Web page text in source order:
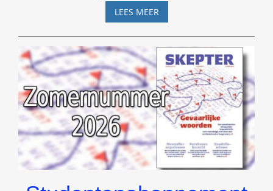
LEES MEERDE
NACHTWACHT
ALS
KOSMISCH
KOMPAS